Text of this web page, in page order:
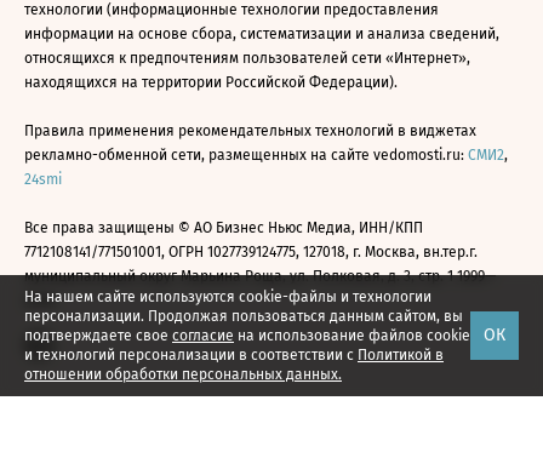
На нашем сайте используются cookie-файлы и технологии
персонализации. Продолжая пользоваться данным сайтом, вы
подтверждаете свое согласие на использование файлов cookie
и технологий персонализации в соответствии с Политикой в
отношении обработки персональных данных.
ОК
технологии (информационные технологии предоставления
информации на основе сбора, систематизации и анализа сведений,
относящихся к предпочтениям пользователей сети «Интернет»,
находящихся на территории Российской Федерации).
Правила применения рекомендательных технологий в виджетах
рекламно-обменной сети, размещенных на сайте vedomosti.ru: СМИ2,
24smi
Все права защищены © АО Бизнес Ньюс Медиа, ИНН/КПП
7712108141/771501001, ОГРН 1027739124775, 127018, г. Москва, вн.тер.г.
муниципальный округ Марьина Роща, ул. Полковая, д. 3, стр. 1 1999—
2026